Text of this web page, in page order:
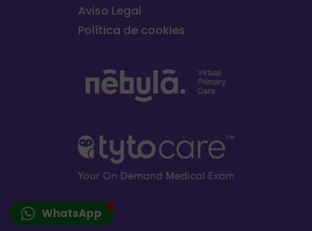
WhatsApp
Aviso Legal
Política de cookies